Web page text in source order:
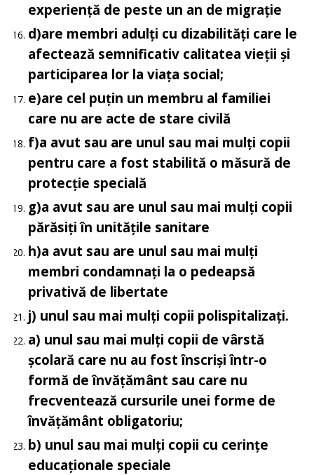
experiență de peste un an de migrație
d)are membri adulți cu dizabilități care le
afectează semnificativ calitatea vieții și
participarea lor la viața social;
e)are cel puțin un membru al familiei
care nu are acte de stare civilă
f)a avut sau are unul sau mai mulți copii
pentru care a fost stabilită o măsură de
protecție specială
g)a avut sau are unul sau mai mulți copii
părăsiți în unitățile sanitare
h)a avut sau are unul sau mai mulți
membri condamnați la o pedeapsă
privativă de libertate
j) unul sau mai mulți copii polispitalizați.
a) unul sau mai mulți copii de vârstă
școlară care nu au fost înscriși într-o
formă de învățământ sau care nu
frecventează cursurile unei forme de
învățământ obligatoriu;
b) unul sau mai mulți copii cu cerințe
educaționale speciale